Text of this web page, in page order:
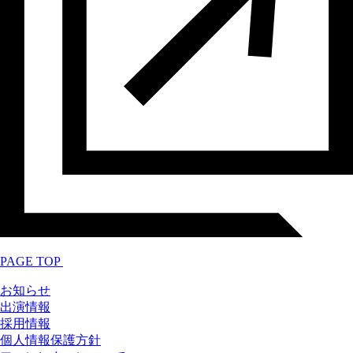
PAGE TOP
お知らせ
出演情報
採用情報
個人情報保護方針